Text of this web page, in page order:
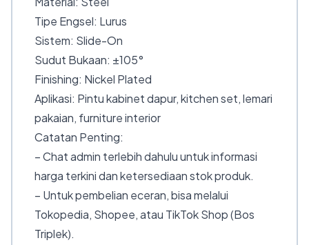
Tipe Engsel: Lurus
Sistem: Slide-On
Sudut Bukaan: ±105°
Finishing: Nickel Plated
Aplikasi: Pintu kabinet dapur, kitchen set, lemari
pakaian, furniture interior
Catatan Penting:
– Chat admin terlebih dahulu untuk informasi
harga terkini dan ketersediaan stok produk.
– Untuk pembelian eceran, bisa melalui
Tokopedia, Shopee, atau TikTok Shop (Bos
Triplek).